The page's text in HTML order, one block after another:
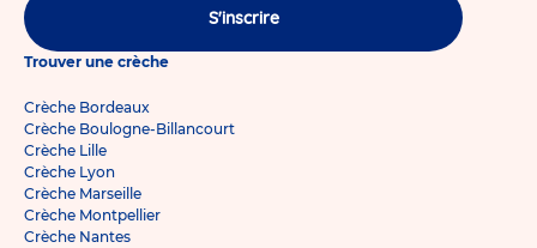
S'inscrire
Trouver une crèche
Crèche Bordeaux
Crèche Boulogne-Billancourt
Crèche Lille
Crèche Lyon
Crèche Marseille
Crèche Montpellier
Crèche Nantes